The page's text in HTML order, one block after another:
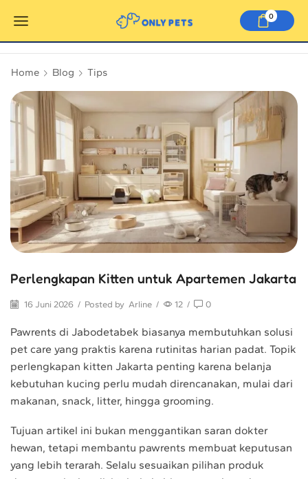
0
Home Blog Tips
Perlengkapan Kitten untuk Apartemen Jakarta
16 Juni 2026 / Posted by Arline / 12 / 0
Pawrents di Jabodetabek biasanya membutuhkan solusi
pet care yang praktis karena rutinitas harian padat. Topik
perlengkapan kitten Jakarta penting karena belanja
kebutuhan kucing perlu mudah direncanakan, mulai dari
makanan, snack, litter, hingga grooming.
Tujuan artikel ini bukan menggantikan saran dokter
hewan, tetapi membantu pawrents membuat keputusan
yang lebih terarah. Selalu sesuaikan pilihan produk